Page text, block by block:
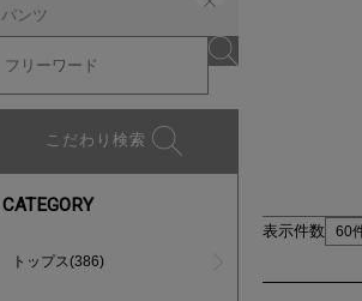
パンツ
こだわり検索
CATEGORY
トップス(386)
表示件数